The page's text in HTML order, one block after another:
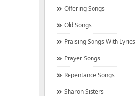
Offering Songs
Old Songs
Praising Songs With Lyrics
Prayer Songs
Repentance Songs
Sharon Sisters